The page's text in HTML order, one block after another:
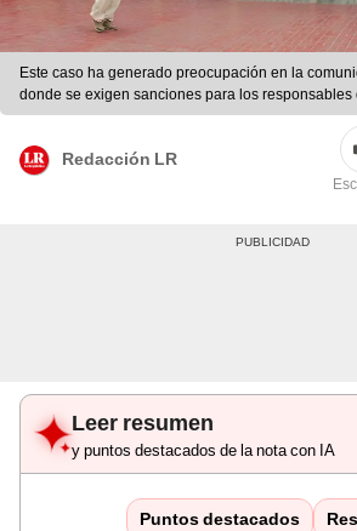
Este caso ha generado preocupación en la
donde se exigen sanciones para los
menores. Fuente: difusión.
Redacción LR
Leer resumen
y puntos destacados de la nota con IA
Puntos destacados